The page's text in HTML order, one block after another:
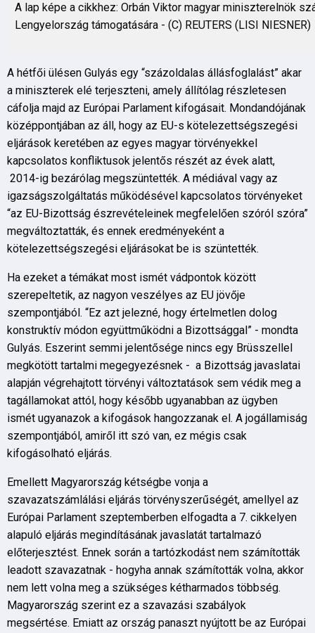
A lap képe a cikkhez: Orbán Viktor magyar miniszterelnök
Lengyelország támogatására - (C) REUTERS (LISI NIESNER)
A hétfői ülésen Gulyás egy “százoldalas állásfoglalást” akar
a miniszterek elé terjeszteni, amely állítólag részletesen
cáfolja majd az Európai Parlament kifogásait. Mondandójának
középpontjában az áll, hogy az EU-s kötelezettségszegési
eljárások keretében az egyes magyar törvényekkel
kapcsolatos konfliktusok jelentős részét az évek alatt,
2014-ig bezárólag megszüntették. A médiával vagy az
igazságszolgáltatás működésével kapcsolatos törvényeket
“az EU-Bizottság észrevételeinek megfelelően szóról szóra”
megváltoztatták, és ennek eredményeként a
kötelezettségszegési eljárásokat be is szüntették.
Ha ezeket a témákat most ismét vádpontok között
szerepeltetik, az nagyon veszélyes az EU jövője
szempontjából. “Ez azt jelezné, hogy értelmetlen dolog
konstruktív módon együttműködni a Bizottsággal” - mondta
Gulyás. Eszerint semmi jelentősége nincs egy Brüsszellel
megkötött tartalmi megegyezésnek - a Bizottság javaslatai
alapján végrehajtott törvényi változtatások sem védik meg a
tagállamokat attól, hogy később ugyanabban az ügyben
ismét ugyanazok a kifogások hangozzanak el. A jogállamiság
szempontjából, amiről itt szó van, ez mégis csak
kifogásolható eljárás.
Emellett Magyarország kétségbe vonja a
szavazatszámlálási eljárás törvényszerűségét, amellyel az
Európai Parlament szeptemberben elfogadta a 7. cikkelyen
alapuló eljárás megindításának javaslatát tartalmazó
előterjesztést. Ennek során a tartózkodást nem számították
leadott szavazatnak - hogyha annak számították volna, akkor
nem lett volna meg a szükséges kétharmados többség.
Magyarország szerint ez a szavazási szabályok
megsértése. Emiatt az ország panaszt nyújtott be az Európai